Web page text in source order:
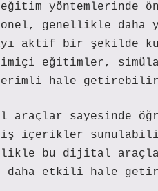
yöntemlerinde
genellikle daha
aktif bir şekilde
eğitimler,
verimli hale
araçlar sayesinde
içerikler
bu dijital
daha etkili hale